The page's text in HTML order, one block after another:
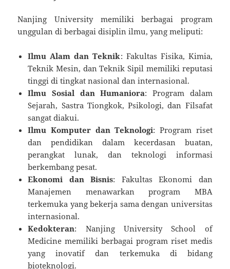
Nanjing University memiliki berbagai program
unggulan di berbagai disiplin ilmu, yang meliputi:
Ilmu Alam dan Teknik: Fakultas Fisika, Kimia,
Teknik Mesin, dan Teknik Sipil memiliki reputasi
tinggi di tingkat nasional dan internasional.
Ilmu Sosial dan Humaniora: Program dalam
Sejarah, Sastra Tiongkok, Psikologi, dan Filsafat
sangat diakui.
Ilmu Komputer dan Teknologi: Program riset
dan pendidikan dalam kecerdasan buatan,
perangkat lunak, dan teknologi informasi
berkembang pesat.
Ekonomi dan Bisnis: Fakultas Ekonomi dan
Manajemen menawarkan program MBA
terkemuka yang bekerja sama dengan universitas
internasional.
Kedokteran: Nanjing University School of
Medicine memiliki berbagai program riset medis
yang inovatif dan terkemuka di bidang
bioteknologi.